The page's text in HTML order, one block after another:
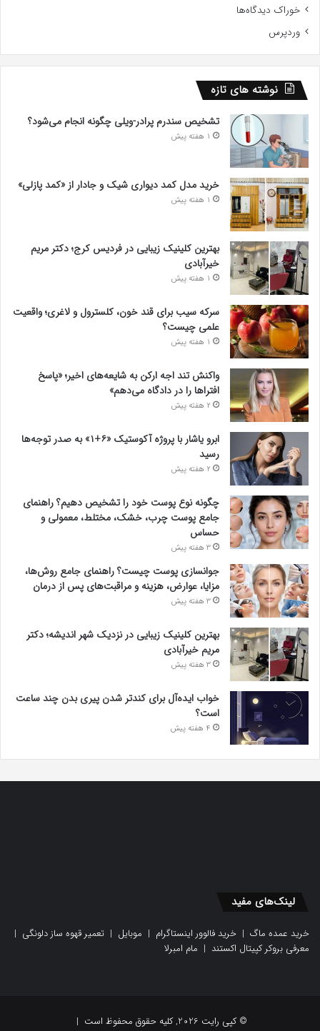
خوراک دیدگاه‌ها
وردپرس
نوشته های تازه
تشخیص سندرم پرادر-ویلی چگونه انجام می‌شود؟
1 هفته پیش
خرید مدل کمد دیواری شیک و جادار از «کمد پازلی»
1 هفته پیش
بهترین کلینیک زیبایی در فردیس کرج؛ دکتر مریم
خیرآبادی
1 هفته پیش
سرکه سیب برای قند خون، کلسترول و لاغری؛ واقعیت
علمی چیست؟
1 هفته پیش
واکنش تند اجه ارکن به شایعه‌های اخیر؛ «پاسخ
افتراها را در دادگاه می‌دهم»
2 هفته پیش
ابرو یاشار با پروژه آکوستیک «۶+۱» به صدر توجه‌ها
رسید
2 هفته پیش
چگونه نوع پوست خود را تشخیص دهیم؟ راهنمای
جامع پوست چرب، خشک، مختلط، معمولی و
حساس
3 هفته پیش
جوانسازی پوست چیست؟ راهنمای جامع روش‌ها،
مزایا، عوارض، هزینه و مراقبت‌های پس از درمان
3 هفته پیش
بهترین کلینیک زیبایی در نزدیک شهر اندیشه؛ دکتر
مریم خیرآبادی
3 هفته پیش
خواب ایده‌آل برای کندتر شدن پیری بدن چند ساعت
است؟
4 هفته پیش
لینک‌های مفید
خرید عمده ماگ | خرید فالوور اینستاگرام | موبایل | تعمیر قهوه ساز دلونگی |
معرفی بروکر کپیتال اکستند | مام امبرلا
© کپی رایت 2026, کلیه حقوق محفوظ است |